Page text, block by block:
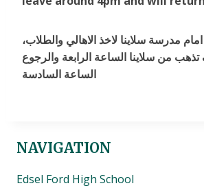
مدرسة سلاينا لاخذ الاهالي والطلاب،
من سلاينا الساعة الرابعة والرجوع
الساعة السادسة
NAVIGATION
Edsel Ford High School